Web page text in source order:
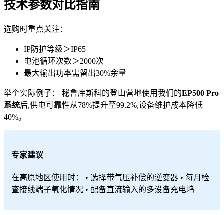
技术参数对比指南
选购时重点关注：
IP防护等级＞IP65
电池循环次数＞2000次
最大输出功率需留出30%余量
举个实际例子： 秘鲁库斯科的登山营地使用我们的EP500 Pro
系统后,供电可靠性从78%提升至99.2%,设备维护成本降低
40%。
专家建议
在高原地区使用时： • 选择带气压补偿的逆变器 • 每月检
查接线端子氧化情况 • 配备直流输入的多设备充电坞